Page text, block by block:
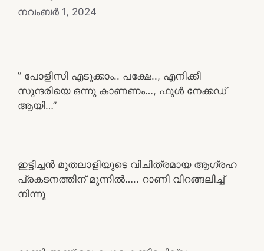
നവംബർ 1, 2024
” പോളിസി എടുക്കാം.. പക്ഷേ.., എനിക്കീ
സുന്ദരിയെ ഒന്നു കാണണം…, ഫുൾ നേക്കഡ്
ആയി…”
ഇട്ടിച്ചൻ മുതലാളിയുടെ വിചിത്രമായ ആഗ്രഹ
പ്രകടനത്തിന് മുന്നിൽ….. റാണി വിറങ്ങലിച്ച്
നിന്നു